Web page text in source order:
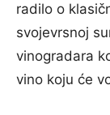
radilo o
svojevrsnoj
vinogradara
vino koju će